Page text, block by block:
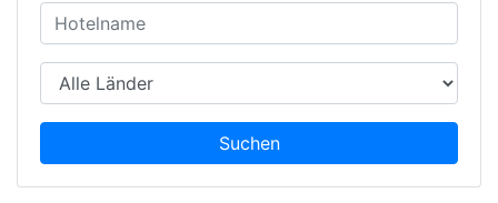
Suchen